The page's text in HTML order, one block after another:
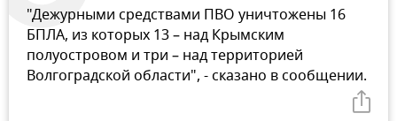
"Дежурными средствами ПВО уничтожены 16
БПЛА, из которых 13 – над Крымским
полуостровом и три – над территорией
Волгоградской области", - сказано в сообщении.